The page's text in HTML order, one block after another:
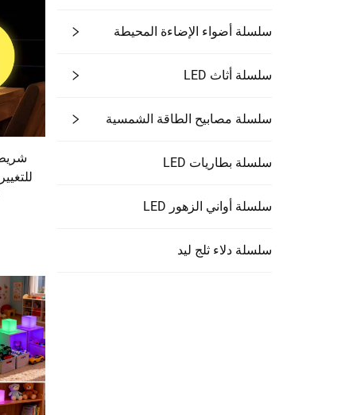
سلسلة أضواء الإضاءة المحيطة
سلسلة أثاث LED
سلسلة مصابيح الطاقة الشمسية
سلسلة بطاريات LED
سلسلة أواني الزهور LED
سلسلة دلاء ثلج ليد